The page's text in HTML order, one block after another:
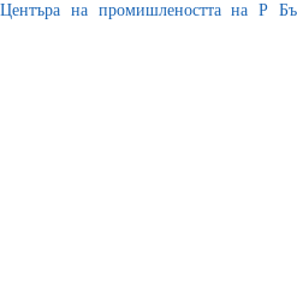
на промишлеността на Р